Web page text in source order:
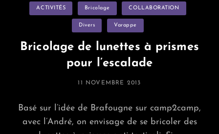
Categories
ACTIVITÉS Bricolage COLLABORATION
Divers Varappe
Bricolage de lunettes à prismes
pour l’escalade
POSTED
11 NOVEMBRE 2013
Basé sur l’idée de Brafougne sur camp2camp,
avec l’André, on envisage de se bricoler des